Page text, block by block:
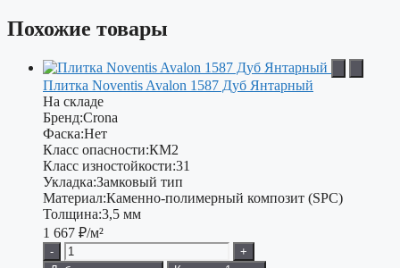
Похожие товары
Плитка Noventis Avalon 1587 Дуб Янтарный
На складе
Бренд:Crona
Фаска:Нет
Класс опасности:КМ2
Класс изностойкости:31
Укладка:Замковый тип
Материал:Каменно-полимерный композит (SPC)
Толщина:3,5 мм
1 667 ₽/м²
-
+